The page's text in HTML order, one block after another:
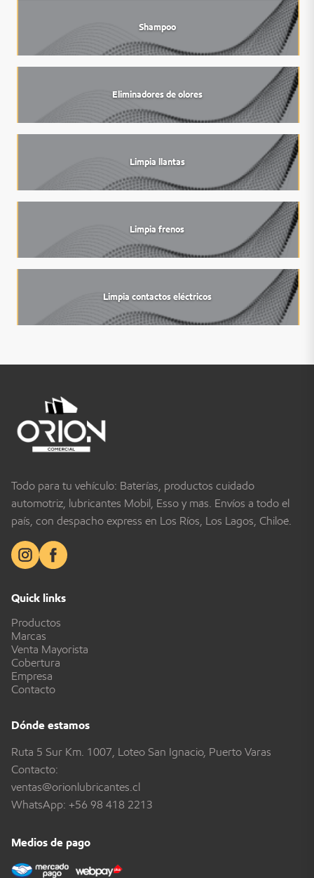
Shampoo
Eliminadores de olores
Limpia llantas
Limpia frenos
Limpia contactos eléctricos
Todo para tu vehículo: Baterías, productos cuidado
automotriz, lubricantes Mobil, Esso y más. Envíos a todo el
país, con despacho express en Los Ríos, Los Lagos, Chiloé.
Quick links
Productos
Marcas
Venta Mayorista
Cobertura
Empresa
Contacto
Dónde estamos
Ruta 5 Sur Km. 1007, Loteo San Ignacio, Puerto Varas
Contacto:
ventas@orionlubricantes.cl
WhatsApp: +56 98 418 2213
Medios de pago